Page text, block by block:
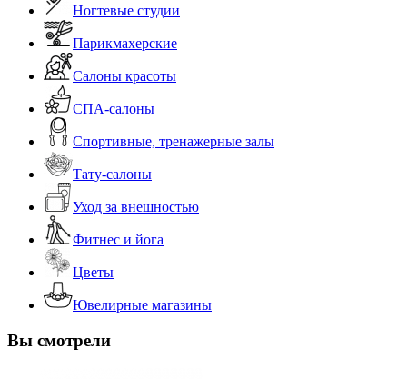
Ногтевые студии
Парикмахерские
Салоны красоты
СПА-салоны
Спортивные, тренажерные залы
Тату-салоны
Уход за внешностью
Фитнес и йога
Цветы
Ювелирные магазины
Вы смотрели